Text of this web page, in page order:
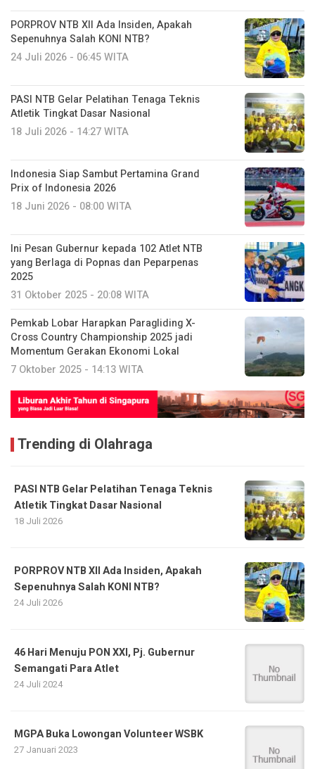
PORPROV NTB XII Ada Insiden, Apakah
Sepenuhnya Salah KONI NTB?
24 Juli 2026 - 06:45 WITA
PASI NTB Gelar Pelatihan Tenaga Teknis
Atletik Tingkat Dasar Nasional
18 Juli 2026 - 14:27 WITA
Indonesia Siap Sambut Pertamina Grand
Prix of Indonesia 2026
18 Juni 2026 - 08:00 WITA
Ini Pesan Gubernur kepada 102 Atlet NTB
yang Berlaga di Popnas dan Peparpenas
2025
31 Oktober 2025 - 20:08 WITA
Pemkab Lobar Harapkan Paragliding X-
Cross Country Championship 2025 jadi
Momentum Gerakan Ekonomi Lokal
7 Oktober 2025 - 14:13 WITA
Trending di Olahraga
PASI NTB Gelar Pelatihan Tenaga Teknis
Atletik Tingkat Dasar Nasional
18 Juli 2026
PORPROV NTB XII Ada Insiden, Apakah
Sepenuhnya Salah KONI NTB?
24 Juli 2026
46 Hari Menuju PON XXI, Pj. Gubernur
Semangati Para Atlet
24 Juli 2024
MGPA Buka Lowongan Volunteer WSBK
27 Januari 2023